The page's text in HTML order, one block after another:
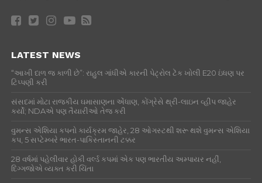
LATEST NEWS
“આખી દાળ જ કાળી છે”: રાહુલ ગાંધીએ કારની પેટ્રોલ ટેંક ખોલી E20 ઇંધણ પર
ટિપ્પણી કરી
સંસદમાં મોટા રાજકીય ઘમાસાણના એંધાણ, કોંગ્રેસે થ્રી-લાઇન વ્હીપ જાહેર
કર્યો; NDAએ પણ તૈયારીઓ તેજ કરી
વુમન્સ એશિયા કપનો કાર્યક્રમ જાહેર, 28 ઓગસ્ટથી શરૂ થશે વુમન્સ એશિયા
કપ, 5 સપ્ટેમ્બરે ભારત-પાકિસ્તાનની ટક્કર
28 વર્ષમાં પહેલીવાર હોકી વર્લ્ડ કપમાં એક પણ ભારતીય અમ્પાયર નહીં,
દિગ્ગજોએ વ્યક્ત કરી ચિંતા